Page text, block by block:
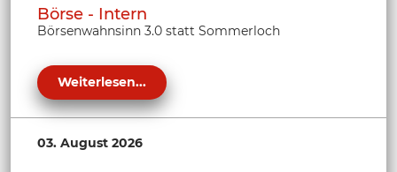
Börse - Intern
Börsenwahnsinn 3.0 statt Sommerloch
Weiterlesen...
03. August 2026